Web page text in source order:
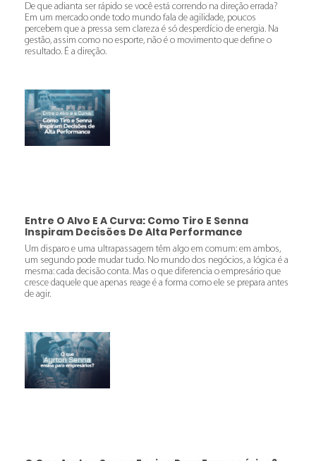
De que adianta ser rápido se você está correndo na direção errada?
Em um mercado onde todo mundo fala de agilidade, poucos
percebem que a pressa sem clareza é só desperdício de energia. Na
gestão, assim como no esporte, não é o movimento que define o
resultado. É a direção.
Entre O Alvo E A Curva: Como Tiro E Senna
Inspiram Decisões De Alta Performance
Um disparo e uma ultrapassagem têm algo em comum: em ambos,
um segundo pode mudar tudo. No mundo dos negócios, a lógica é a
mesma: cada decisão conta. Mas o que diferencia o empresário que
cresce daquele que apenas reage é a forma como ele se prepara antes
de agir.